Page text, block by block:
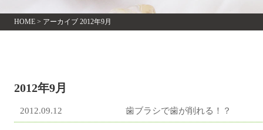
HOME> アーカイブ 2012年9月
2012年9月
2012.09.12 歯ブラシで歯が削れる！？